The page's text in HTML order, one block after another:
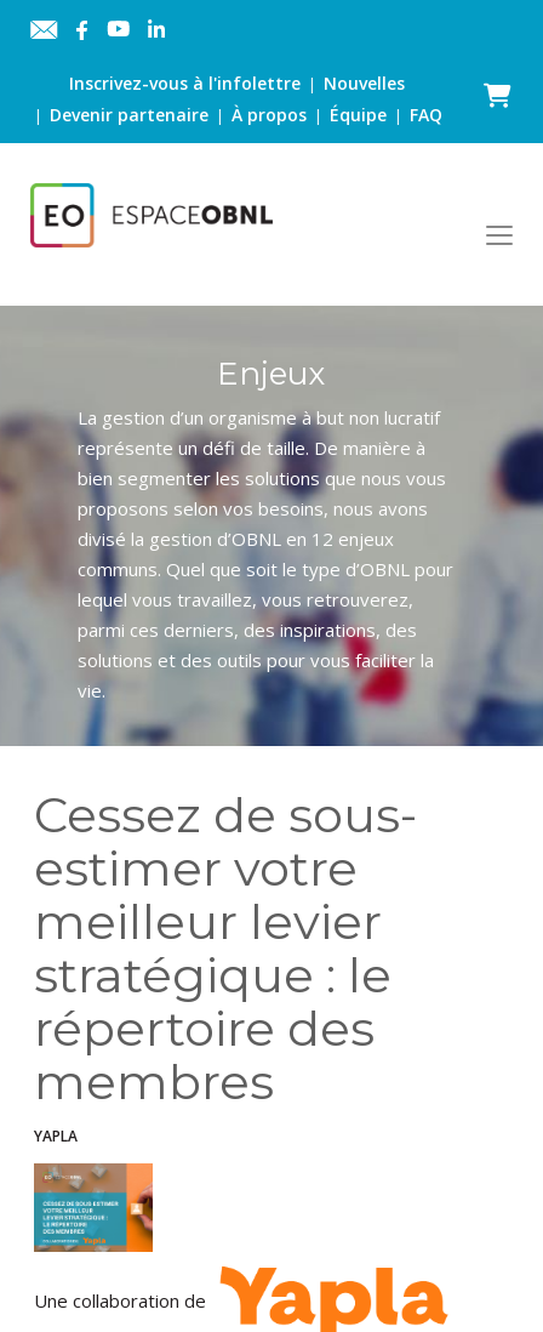
Inscrivez-vous à l'infolettre| Nouvelles
| Devenir partenaire |À propos | Équipe | FAQ
Panier
Enjeux
La gestion d’un organisme à but non lucratif
représente un défi de taille. De manière à
bien segmenter les solutions que nous vous
proposons selon vos besoins, nous avons
divisé la gestion d’OBNL en 12 enjeux
communs. Quel que soit le type d’OBNL pour
lequel vous travaillez, vous retrouverez,
parmi ces derniers, des inspirations, des
solutions et des outils pour vous faciliter la
vie.
Cessez de sous-
estimer votre
meilleur levier
stratégique : le
répertoire des
membres
YAPLA
Une collaboration de